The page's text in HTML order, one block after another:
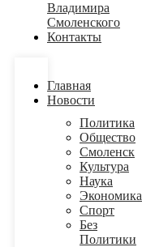
Владимира
Смоленского
Контакты
Главная
Новости
Политика
Общество
Смоленск
Культура
Наука
Экономика
Спорт
Без
Политики